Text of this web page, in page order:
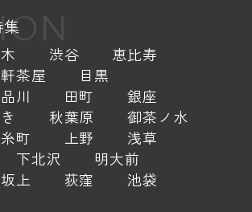
渋谷
恵比寿
茶屋
目黒
品川 田町
銀座
秋葉原
御茶ノ水
町 上野
浅草
下北沢
明大前
上 荻窪
池袋